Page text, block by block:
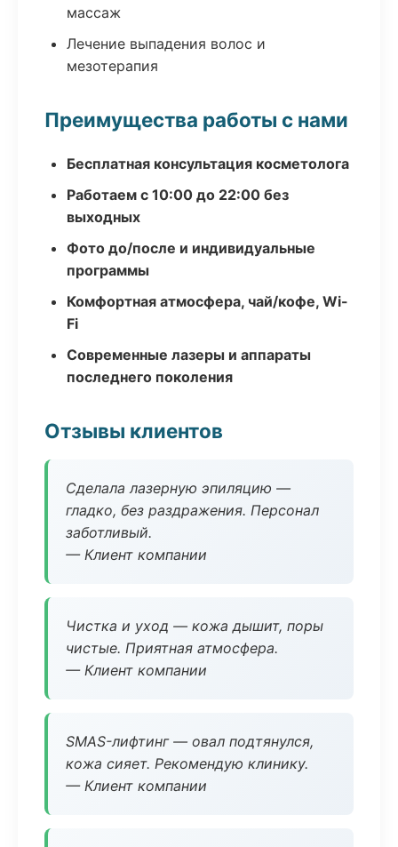
массаж
Лечение выпадения волос и
мезотерапия
Преимущества работы с нами
Бесплатная консультация косметолога
Работаем с 10:00 до 22:00 без
выходных
Фото до/после и индивидуальные
программы
Комфортная атмосфера, чай/кофе, Wi-
Fi
Современные лазеры и аппараты
последнего поколения
Отзывы клиентов
Сделала лазерную эпиляцию —
гладко, без раздражения. Персонал
заботливый.
— Клиент компании
Чистка и уход — кожа дышит, поры
чистые. Приятная атмосфера.
— Клиент компании
SMAS-лифтинг — овал подтянулся,
кожа сияет. Рекомендую клинику.
— Клиент компании